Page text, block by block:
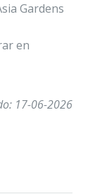
Gardens
en
17-06-2026